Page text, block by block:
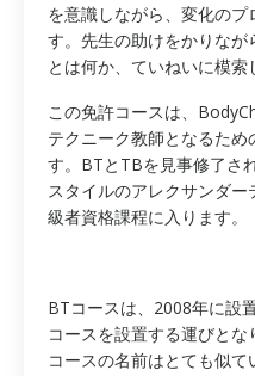
を意識しながら、変化の
す。先生の助けをかりな
とは何か、ていねいに模索
この免許コースは、
テクニーク教師となるた
す。BTとTBを見事修了さ
スタイルのアレクサンダ
級者資格課程に入ります。
BTコースは、2008年に設
コースを設置する運びと
コースの名前はとても似